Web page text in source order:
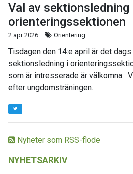
Nyheter som RSS-flöde
NYHETSARKIV
Val av
orienteringssektionen
2 apr 2026 Orientering
Tisdagen den 14:e april är det
sektionsledning i
som är intresserade är välkomna.
efter ungdomsträningen.